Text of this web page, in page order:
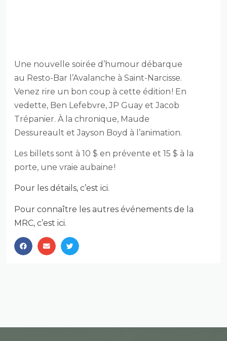
Une nouvelle soirée d’humour débarque
au Resto-Bar l’Avalanche à Saint-Narcisse.
Venez rire un bon coup à cette édition ! En
vedette, Ben Lefebvre, JP Guay et Jacob
Trépanier. À la chronique, Maude
Dessureault et Jayson Boyd à l’animation.
Les billets sont à 10 $ en prévente et 15 $ à la
porte, une vraie aubaine !
Pour les détails, c’est ici.
Pour connaître les autres événements de la
MRC, c’est ici.